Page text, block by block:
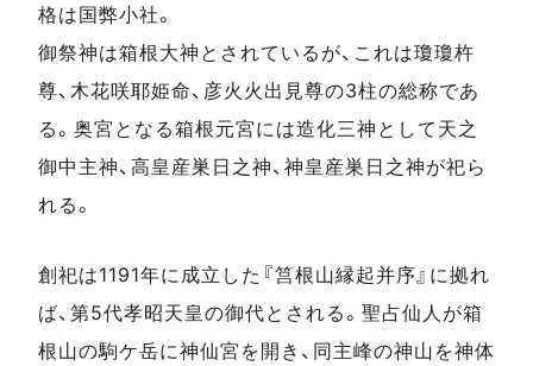
格は国弊小社。
御祭神は箱根大神とされているが、これは瓊瓊杵
尊、木花咲耶姫命、彦火火出見尊の3柱の総称であ
る。奥宮となる箱根元宮には造化三神として天之
御中主神、高皇産巣日之神、神皇産巣日之神が祀ら
れる。
創祀は1191年に成立した『筥根山縁起并序』に拠れ
ば、第5代孝昭天皇の御代とされる。聖占仙人が箱
根山の駒ケ岳に神仙宮を開き、同主峰の神山を神体